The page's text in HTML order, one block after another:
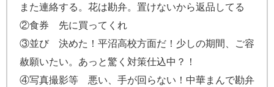
また連絡する。花は勘弁。置けないから返品してる
②食券 先に買ってくれ
③並び 決めた！平沼高校方面だ！少しの期間、ご容
赦願いたい。あっと驚く対策仕込中？！
④写真撮影等 悪い、手が回らない！中華まんで勘弁